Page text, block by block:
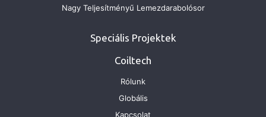
Nagy Teljesítményű Lemezdarabolósor
Speciális Projektek
Coiltech
Rólunk
Globális
Kapcsolat